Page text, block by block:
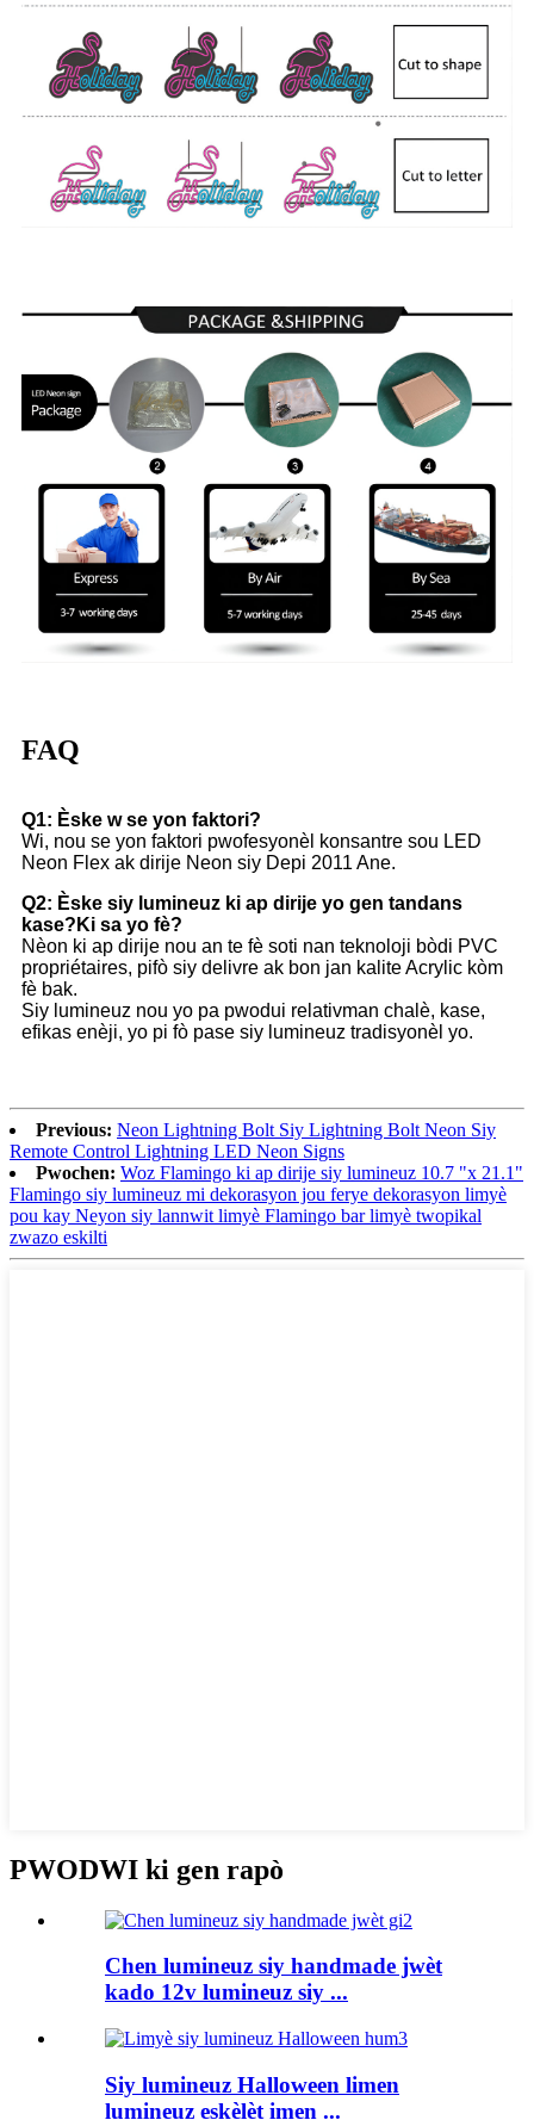
FAQ
Q1: Èske w se yon faktori?
Wi, nou se yon faktori pwofesyonèl konsantre sou LED
Neon Flex ak dirije Neon siy Depi 2011 Ane.
Q2: Èske siy lumineuz ki ap dirije yo gen tandans
kase?Ki sa yo fè?
Nèon ki ap dirije nou an te fè soti nan teknoloji bòdi PVC
propriétaires, pifò siy delivre ak bon jan kalite Acrylic kòm
fè bak.
Siy lumineuz nou yo pa pwodui relativman chalè, kase,
efikas enèji, yo pi fò pase siy lumineuz tradisyonèl yo.
Previous: Neon Lightning Bolt Siy Lightning Bolt Neon Siy
Remote Control Lightning LED Neon Signs
Pwochen: Woz Flamingo ki ap dirije siy lumineuz 10.7 "x 21.1"
Flamingo siy lumineuz mi dekorasyon jou ferye dekorasyon limyè
pou kay Neyon siy lannwit limyè Flamingo bar limyè twopikal
zwazo eskilti
PWODWI ki gen rapò
Chen lumineuz siy handmade jwèt
kado 12v lumineuz siy ...
Siy lumineuz Halloween limen
lumineuz eskèlèt imen ...